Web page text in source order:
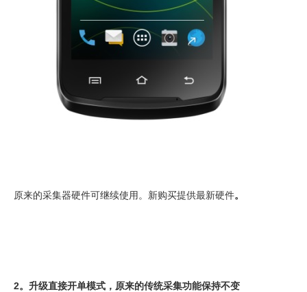
原来的采集器硬件可继续使用。新购买提供最新硬件。
2。升级直接开单模式，原来的传统采集功能保持不变